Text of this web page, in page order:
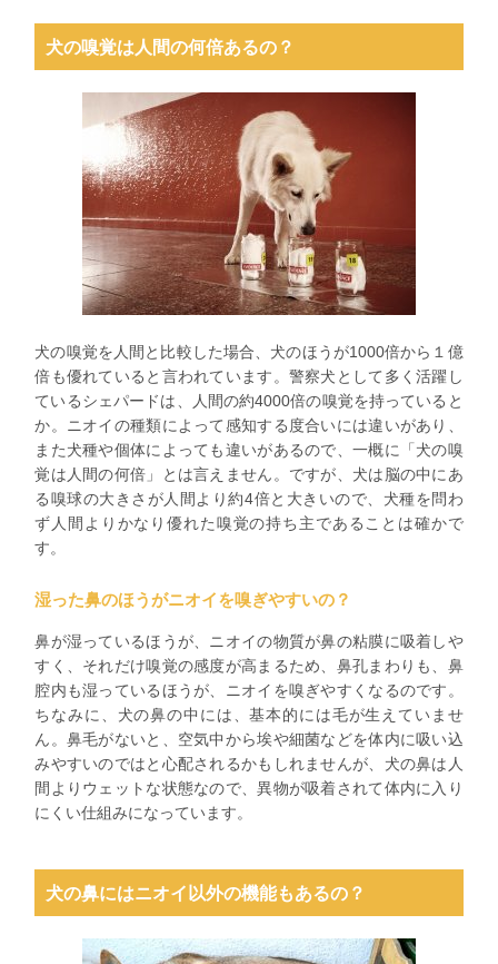
犬の嗅覚は人間の何倍あるの？
犬の嗅覚を人間と比較した場合、犬のほうが1000倍から１億
倍も優れていると言われています。警察犬として多く活躍し
ているシェパードは、人間の約4000倍の嗅覚を持っていると
か。ニオイの種類によって感知する度合いには違いがあり、
また犬種や個体によっても違いがあるので、一概に「犬の嗅
覚は人間の何倍」とは言えません。ですが、犬は脳の中にあ
る嗅球の大きさが人間より約4倍と大きいので、犬種を問わ
ず人間よりかなり優れた嗅覚の持ち主であることは確かで
す。
湿った鼻のほうがニオイを嗅ぎやすいの？
鼻が湿っているほうが、ニオイの物質が鼻の粘膜に吸着しや
すく、それだけ嗅覚の感度が高まるため、鼻孔まわりも、鼻
腔内も湿っているほうが、ニオイを嗅ぎやすくなるのです。
ちなみに、犬の鼻の中には、基本的には毛が生えていませ
ん。鼻毛がないと、空気中から埃や細菌などを体内に吸い込
みやすいのではと心配されるかもしれませんが、犬の鼻は人
間よりウェットな状態なので、異物が吸着されて体内に入り
にくい仕組みになっています。
犬の鼻にはニオイ以外の機能もあるの？